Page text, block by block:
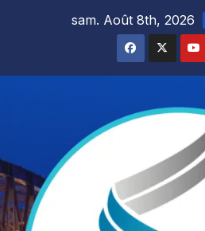
sam. Août 8th, 2026